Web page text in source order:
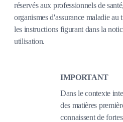
réservés aux professionnels de
organismes d'assurance maladie
les instructions figurant dans la
utilisation.
IMPORTANT
Dans le contexte
des matières
connaissent de